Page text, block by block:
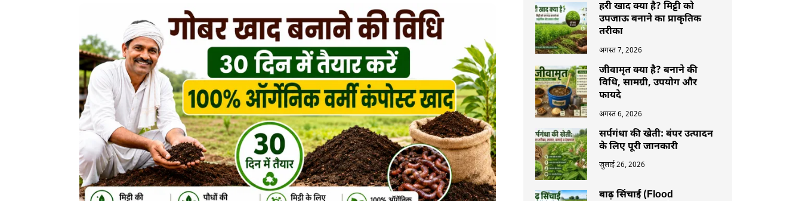
की
विधि:
30
दिन
में
तैयार
करें
ऑर्गेनिक
वर्मी
कंपोस्ट
में
हरी खाद क्या है? मिट्टी को
उपजाऊ बनाने का प्राकृतिक
तरीका
अगस्त 7, 2026
जीवामृत क्या है? बनाने की
विधि, सामग्री, उपयोग और
फायदे
अगस्त 6, 2026
सर्पगंधा की खेती: बंपर उत्पादन
के लिए पूरी जानकारी
जुलाई 26, 2026
बाढ़ सिंचाई (Flood